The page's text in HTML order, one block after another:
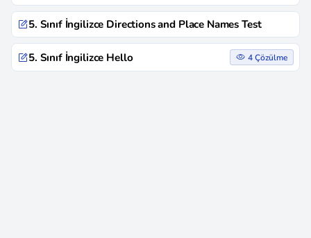
5. Sınıf İngilizce Directions and Place Names Test
5. Sınıf İngilizce Hello 4 Çözülme